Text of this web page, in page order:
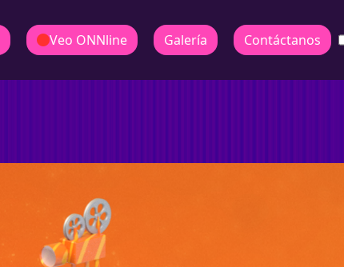
Veo ONNline Galería Contáctanos